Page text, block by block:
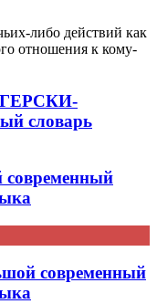
либо действий как
отношения к кому-
словарь
современный